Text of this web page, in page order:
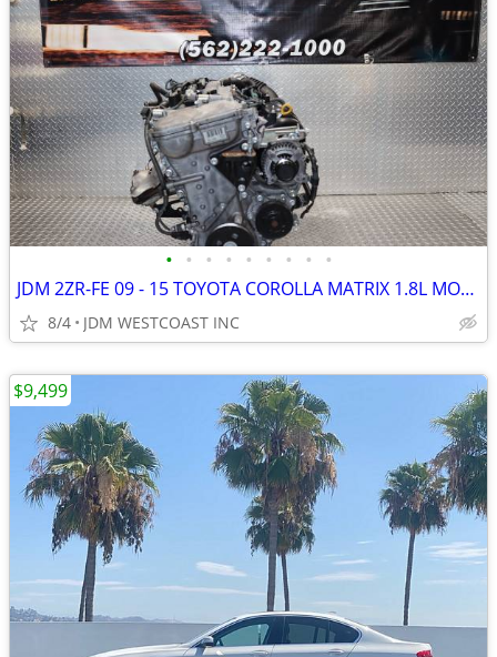
• • • • • • • • •
JDM 2ZR-FE 09 - 15 TOYOTA COROLLA MATRIX 1.8L MOTOR DOHC VVTI ENGINE
8/4 JDM WESTCOAST INC
$9,499